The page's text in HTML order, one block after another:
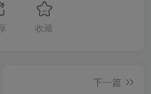
收藏
下一篇